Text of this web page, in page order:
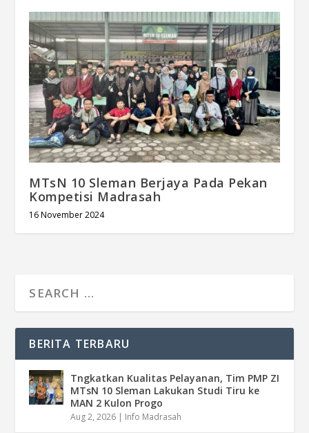
MTsN 10 Sleman Berjaya Pada Pekan
Kompetisi Madrasah
16 November 2024
BERITA TERBARU
Tngkatkan Kualitas Pelayanan, Tim PMP ZI
MTsN 10 Sleman Lakukan Studi Tiru ke
MAN 2 Kulon Progo
Aug 2, 2026 | Info Madrasah